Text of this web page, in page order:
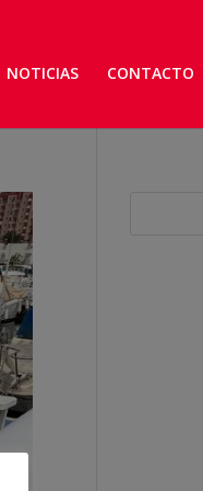
NOTICIAS CONTACTO